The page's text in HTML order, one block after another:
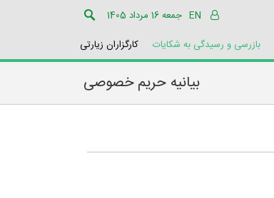
جمعه 16 مرداد 1405 EN
بازرسی و رسیدگی به شکایات کارگزاران زیارتی
بیانیه حریم خصوصی